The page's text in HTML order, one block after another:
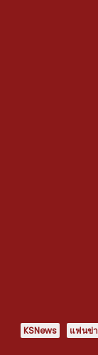
KSNews แฟนข่